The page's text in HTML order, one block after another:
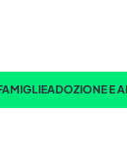
ADOZIONE E